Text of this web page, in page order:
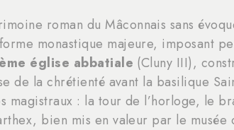
roman du Mâconnais sans
monastique majeure, imposant
église abbatiale (Cluny III),
de la chrétienté avant la basilique
magistraux : la tour de l’horloge, le
bien mis en valeur par le musée